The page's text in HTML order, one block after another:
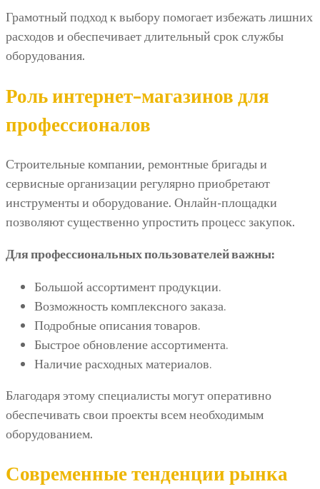
Грамотный подход к выбору помогает избежать лишних
расходов и обеспечивает длительный срок службы
оборудования.
Роль интернет-магазинов для
профессионалов
Строительные компании, ремонтные бригады и
сервисные организации регулярно приобретают
инструменты и оборудование. Онлайн-площадки
позволяют существенно упростить процесс закупок.
Для профессиональных пользователей важны:
Большой ассортимент продукции.
Возможность комплексного заказа.
Подробные описания товаров.
Быстрое обновление ассортимента.
Наличие расходных материалов.
Благодаря этому специалисты могут оперативно
обеспечивать свои проекты всем необходимым
оборудованием.
Современные тенденции рынка